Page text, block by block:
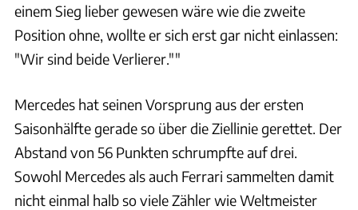
einem Sieg lieber gewesen wäre wie die zweite
Position ohne, wollte er sich erst gar nicht einlassen:
"Wir sind beide Verlierer.""
Mercedes hat seinen Vorsprung aus der ersten
Saisonhälfte gerade so über die Ziellinie gerettet. Der
Abstand von 56 Punkten schrumpfte auf drei.
Sowohl Mercedes als auch Ferrari sammelten damit
nicht einmal halb so viele Zähler wie Weltmeister